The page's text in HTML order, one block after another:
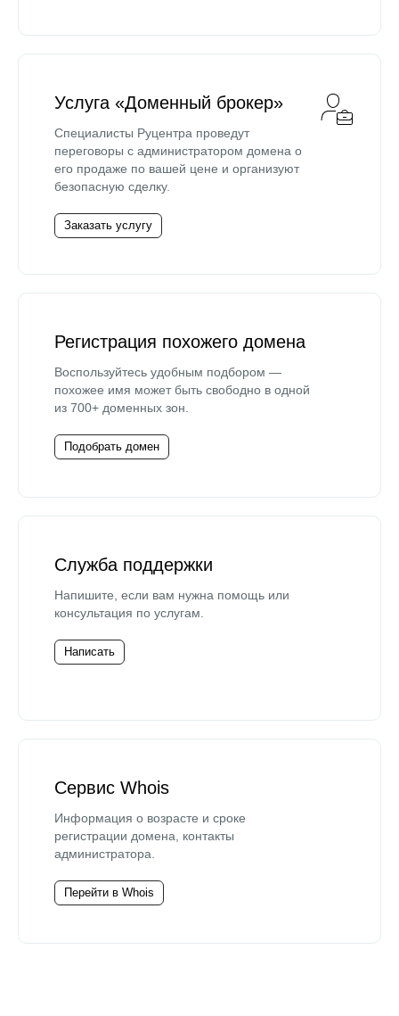
Услуга «Доменный брокер»
Специалисты Руцентра проведут
переговоры с администратором домена о
его продаже по вашей цене и организуют
безопасную сделку.
Заказать услугу
Регистрация похожего домена
Воспользуйтесь удобным подбором —
похожее имя может быть свободно в одной
из 700+ доменных зон.
Подобрать домен
Служба поддержки
Напишите, если вам нужна помощь или
консультация по услугам.
Написать
Сервис Whois
Информация о возрасте и сроке
регистрации домена, контакты
администратора.
Перейти в Whois